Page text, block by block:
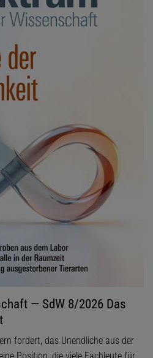
— SdW 8/2026 Das
fordert, das Unendliche aus der